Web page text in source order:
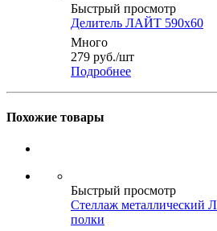
Быстрый просмотр
Делитель ЛАЙТ 590x60
Много
279 руб./шт
Подробнее
Похожие товары
Быстрый просмотр
Стеллаж металлический
полки